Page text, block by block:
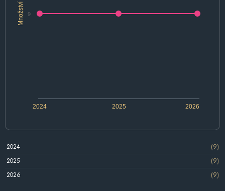
Množství
2024 2026
2025
9
2024
(9)
2025
(9)
2026
(9)